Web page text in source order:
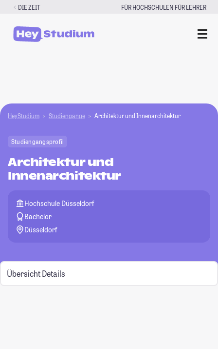
Zum
springen
DIE ZEIT FÜR HOCHSCHULEN|FÜR LEHRER
HeyStudium Studiengänge Architektur und Innenarchitektur
Studiengangsprofil
Architektur und
Innenarchitektur
Hochschule Düsseldorf
Bachelor
Düsseldorf
Übersicht Details